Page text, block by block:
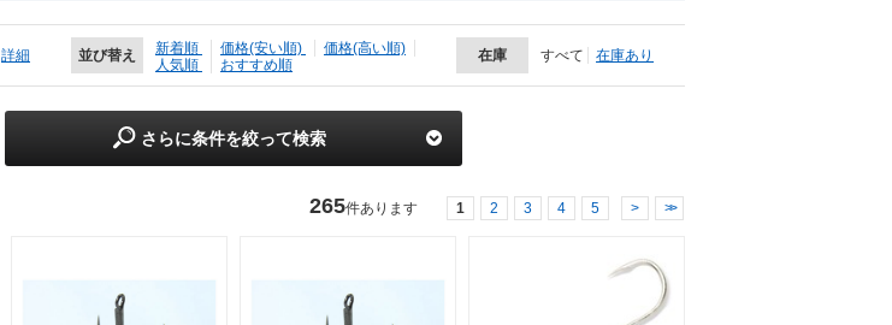
詳細 並び替え 新着順 価格(安い順)
価格(高い順)
人気順
おすすめ順
在庫 すべて 在庫あり
さらに条件を絞って検索
265件あります 1 2 3 4 5 > >>